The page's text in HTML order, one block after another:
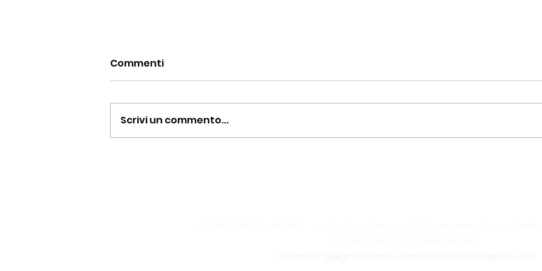
Contributi Pubblici
Commenti
Scrivi un commento...